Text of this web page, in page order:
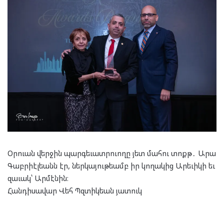
Օրուան վերջին պարգեւատրուողը յետ մահու տոքթ․ Արա
Գաբրիէլեանն էր, ներկայութեամբ իր կողակից Արեւիկի եւ
զաւակ՝ Արմէնին։
Հանդիսավար Վեհ Պզտիկեան յատուկ